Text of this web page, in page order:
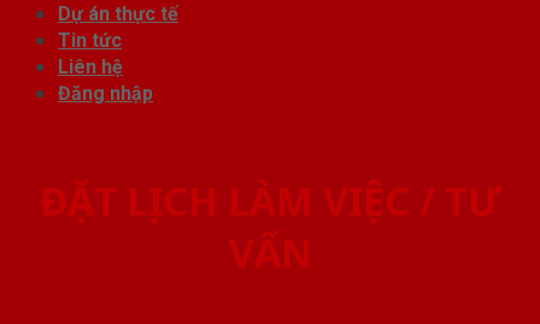
Dự án thực tế
Tin tức
Liên hệ
Đăng nhập
ĐẶT LỊCH LÀM VIỆC / TƯ
VẤN